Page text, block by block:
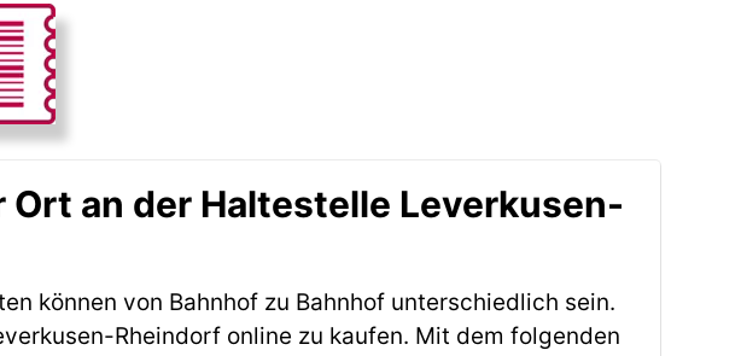
an der Haltestelle Leverkusen-
können von Bahnhof zu Bahnhof unterschiedlich sein.
Rheindorf online zu kaufen. Mit dem folgenden